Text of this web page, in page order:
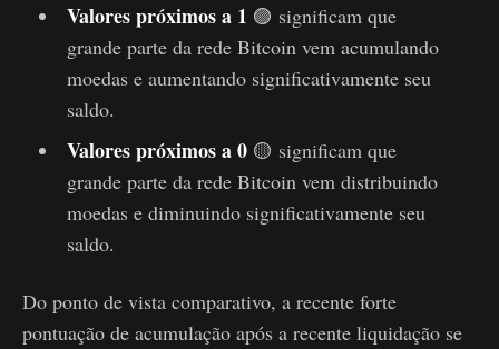
Valores próximos a 1 🟣 significam que
grande parte da rede Bitcoin vem acumulando
moedas e aumentando significativamente seu
saldo.
Valores próximos a 0🟡 significam que
grande parte da rede Bitcoin vem distribuindo
moedas e diminuindo significativamente seu
saldo.
Do ponto de vista comparativo, a recente forte
pontuação de acumulação após a recente liquidação se